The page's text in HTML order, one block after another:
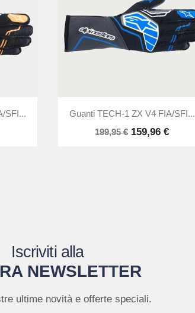
SFI... Anteprima
Guanti TECH-1 ZX V4 FIA/SFI...
199,95 € 159,96 €
Iscriviti alla
NEWSLETTER
ultime novità e offerte speciali.